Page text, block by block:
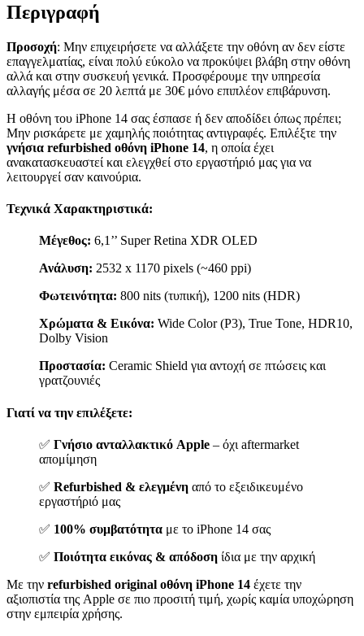
Περιγραφή
Προσοχή: Μην επιχειρήσετε να αλλάξετε την οθόνη αν δεν είστε
επαγγελματίας, είναι πολύ εύκολο να προκύψει βλάβη στην οθόνη
αλλά και στην συσκευή γενικά. Προσφέρουμε την υπηρεσία
αλλαγής μέσα σε 20 λεπτά με 30€ μόνο επιπλέον επιβάρυνση.
Η οθόνη του iPhone 14 σας έσπασε ή δεν αποδίδει όπως πρέπει;
Μην ρισκάρετε με χαμηλής ποιότητας αντιγραφές. Επιλέξτε την
γνήσια refurbished οθόνη iPhone 14, η οποία έχει
ανακατασκευαστεί και ελεγχθεί στο εργαστήριό μας για να
λειτουργεί σαν καινούρια.
Τεχνικά Χαρακτηριστικά:
Μέγεθος: 6,1’’ Super Retina XDR OLED
Ανάλυση: 2532 x 1170 pixels (~460 ppi)
Φωτεινότητα: 800 nits (τυπική), 1200 nits (HDR)
Χρώματα & Εικόνα: Wide Color (P3), True Tone, HDR10,
Dolby Vision
Προστασία: Ceramic Shield για αντοχή σε πτώσεις και
γρατζουνιές
Γιατί να την επιλέξετε:
✅ Γνήσιο ανταλλακτικό Apple – όχι aftermarket
απομίμηση
✅ Refurbished & ελεγμένη από το εξειδικευμένο
εργαστήριό μας
✅ 100% συμβατότητα με το iPhone 14 σας
✅ Ποιότητα εικόνας & απόδοση ίδια με την αρχική
Με την refurbished original οθόνη iPhone 14 έχετε την
αξιοπιστία της Apple σε πιο προσιτή τιμή, χωρίς καμία υποχώρηση
στην εμπειρία χρήσης.